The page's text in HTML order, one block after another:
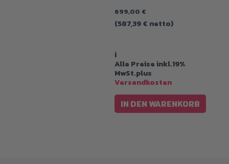
699,00 €
(587,39€ netto)
i
Alle Preise inkl.19%
MwSt.plus
Versandkosten
IN DEN WARENKORB